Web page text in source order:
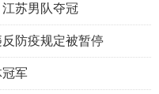
苏男队夺冠
防疫规定被暂停
军